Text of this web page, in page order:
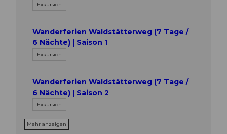
Exkursion
Wanderferien Waldstätterweg (7 Tage /
6 Nächte) | Saison 1
Exkursion
Wanderferien Waldstätterweg (7 Tage /
6 Nächte) | Saison 2
Exkursion
Mehr anzeigen